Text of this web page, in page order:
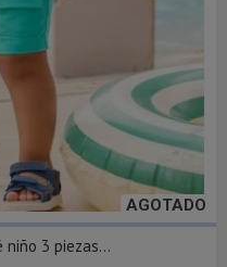
AGOTADO
niño 3 piezas...